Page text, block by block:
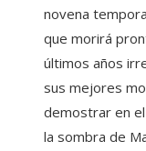
novena
que morirá
últimos años
sus mejores
demostrar en el
la sombra de